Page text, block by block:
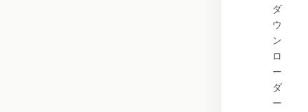
ダ
ウ
ン
ロ
ー
ダ
ー